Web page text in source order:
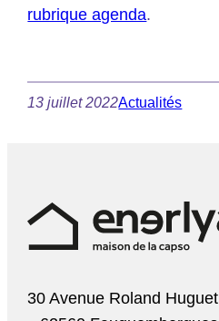
rubrique agenda.
13 juillet 2022Actualités
30 Avenue Roland Huguet